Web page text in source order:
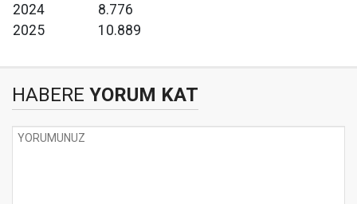
2024
8.776
2025
10.889
HABERE YORUM KAT